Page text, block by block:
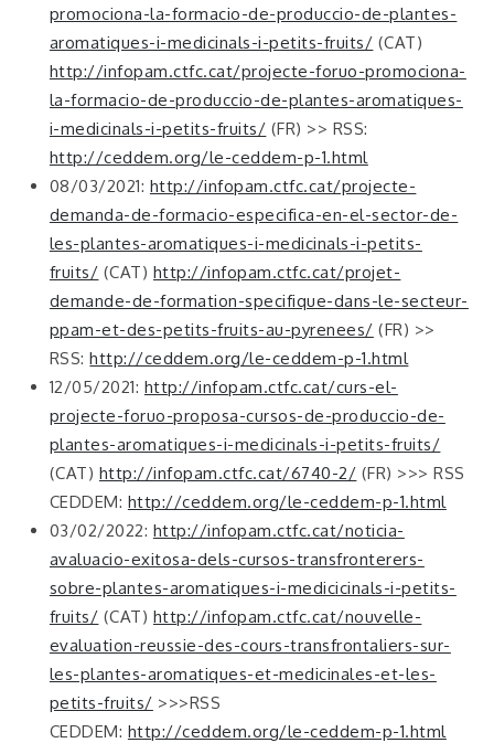
promociona-la-formacio-de-produccio-de-plantes-
aromatiques-i-medicinals-i-petits-fruits/ (CAT)
http://infopam.ctfc.cat/projecte-foruo-promociona-
la-formacio-de-produccio-de-plantes-aromatiques-
i-medicinals-i-petits-fruits/ (FR) >> RSS:
http://ceddem.org/le-ceddem-p-1.html
08/03/2021: http://infopam.ctfc.cat/projecte-
demanda-de-formacio-especifica-en-el-sector-de-
les-plantes-aromatiques-i-medicinals-i-petits-
fruits/ (CAT) http://infopam.ctfc.cat/projet-
demande-de-formation-specifique-dans-le-secteur-
ppam-et-des-petits-fruits-au-pyrenees/ (FR) >>
RSS:http://ceddem.org/le-ceddem-p-1.html
12/05/2021: http://infopam.ctfc.cat/curs-el-
projecte-foruo-proposa-cursos-de-produccio-de-
plantes-aromatiques-i-medicinals-i-petits-fruits/
(CAT) http://infopam.ctfc.cat/6740-2/ (FR) >>> RSS
CEDDEM: http://ceddem.org/le-ceddem-p-1.html
03/02/2022: http://infopam.ctfc.cat/noticia-
avaluacio-exitosa-dels-cursos-transfronterers-
sobre-plantes-aromatiques-i-medicicinals-i-petits-
fruits/ (CAT) http://infopam.ctfc.cat/nouvelle-
evaluation-reussie-des-cours-transfrontaliers-sur-
les-plantes-aromatiques-et-medicinales-et-les-
petits-fruits/ >>>RSS
CEDDEM: http://ceddem.org/le-ceddem-p-1.html